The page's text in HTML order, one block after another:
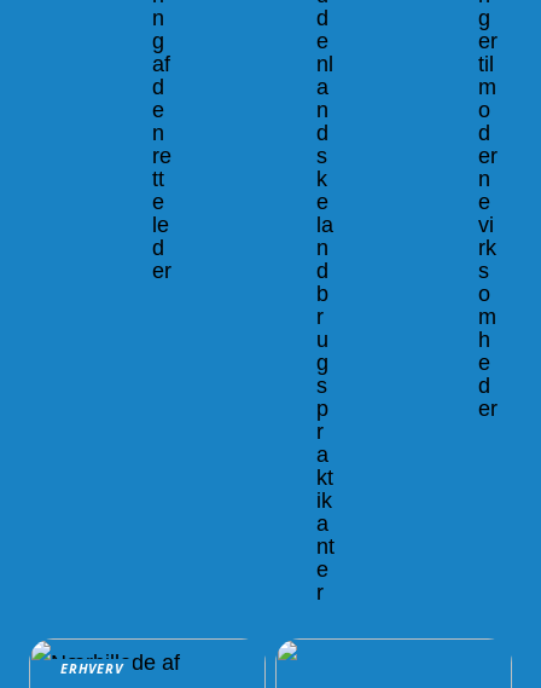
n
g
af
d
e
n
re
tt
e
le
d
er
d
e
nl
a
n
d
s
k
e
la
n
d
b
r
u
g
s
p
r
a
kt
ik
a
nt
e
r
g
er
til
m
o
d
er
n
e
vi
rk
s
o
m
h
e
d
er
ERHVERV